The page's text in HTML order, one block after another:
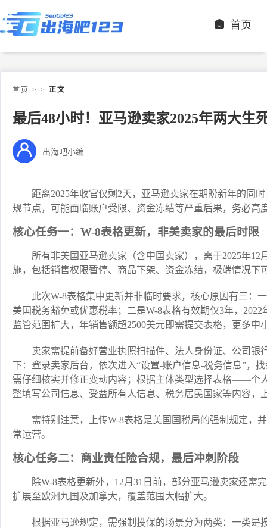
首页
首页 > > 正文
最后48小时！亚马逊卖家2025年两大生
出海吧小编
距离2025年收官仅剩2天，亚马逊卖家在期盼新年的
规节点，可能面临账户受限、资金冻结等严重后果，务必高
核心任务一：W-8表格更新，非美卖家的最后时限
所有非美国亚马逊卖家（含中国卖家），需于2025年
施，包括销售权限暂停、商品下架、资金冻结，极端情况下
此次W-8表格集中更新并非临时要求，核心原因有三：
美国税务豁免或优惠税率；二是W-8表格有效期仅3年，
监管范围扩大，年销售额超2500美元即需提交表格，更多中
卖家需提前备好营业执照扫描件、法人身份证、公司
下：登录卖家后台，依次进入“设置-账户信息-税务信息”，
需仔细核实并修正变动内容；根据主体类型选择表格——个
整填写公司信息、受益所有人信息、税务居民国家等内容，
需特别注意，上传W-8表格是美国国税局的强制规定，
常运营。
核心任务二：商业责任险合规，最后冲刺阶段
除W-8表格更新外，12月31日前，部分亚马逊卖家还需
扩展至欧洲九国及加拿大，覆盖范围大幅扩大。
根据亚马逊规定，需强制投保的场景分为两类：一类